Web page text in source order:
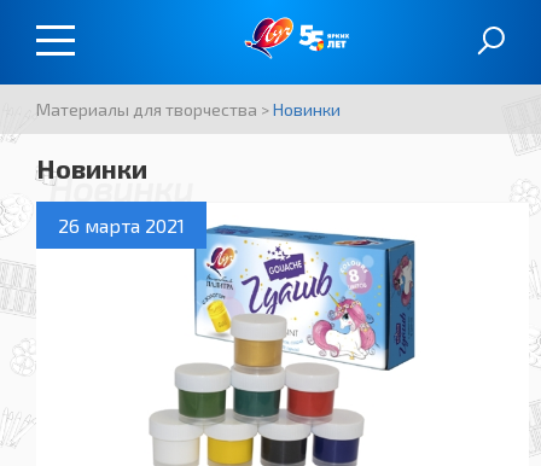
Материалы для творчества >Новинки
Новинки
Новинки
26 марта 2021